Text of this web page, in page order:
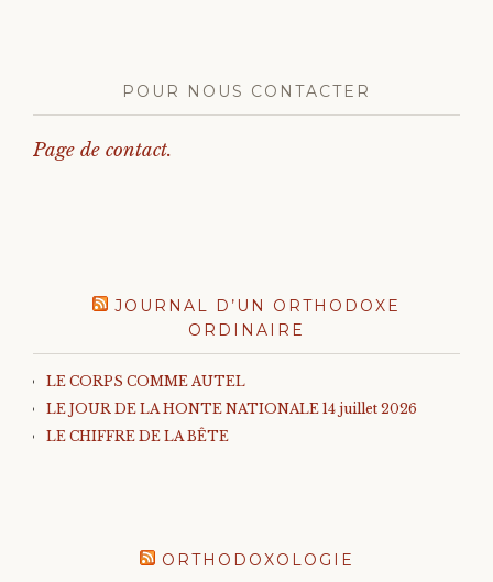
POUR NOUS CONTACTER
Page de contact.
JOURNAL D’UN ORTHODOXE
ORDINAIRE
LE CORPS COMME AUTEL
LE JOUR DE LA HONTE NATIONALE 14 juillet 2026
LE CHIFFRE DE LA BÊTE
ORTHODOXOLOGIE